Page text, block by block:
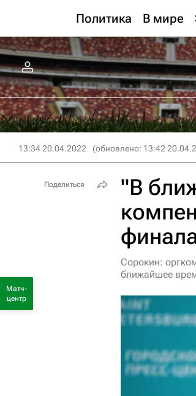
Политика В мире
13:34 20.04.2022 (обновлено: 13:42
"В
Сорокин:
ближайшее
Поделиться
Матч-
центр